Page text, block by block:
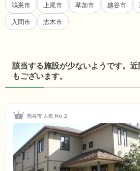
鴻巣市 上尾市 草加市 越谷市
入間市 志木市
該当する施設が少ないようです。
もございます。
熊谷市 人気 No.2